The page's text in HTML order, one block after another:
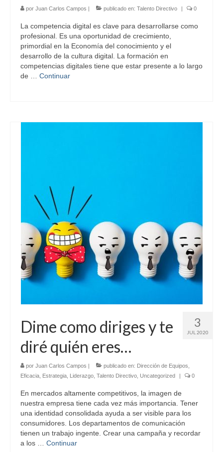
por Juan Carlos Campos publicado en: Talento Directivo 0
La competencia digital es clave para desarrollarse como
profesional. Es una oportunidad de crecimiento,
primordial en la Economía del conocimiento y el
desarrollo de la cultura digital. La formación en
competencias digitales tiene que estar presente a lo largo
de … Continuar
3
JUL 2020
Dime como diriges y te
diré quién eres…
por Juan Carlos Campos | publicado en: Dirección de Equipos
Eficacia Estrategia Liderazgo Talento Directivo Uncategorized | 0
En mercados altamente competitivos, la imagen de
nuestra empresa tiene cada vez más importancia. Tener
una identidad consolidada ayuda a ser visible para los
consumidores. Los departamentos de comunicación
tienen un trabajo ingente. Crear una campaña y recordar
a los … Continuar